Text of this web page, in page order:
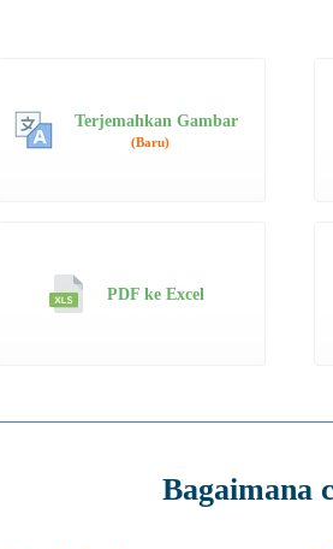
Terjemahkan Gambar
(Baru)
PDF ke Excel
Bagaimana